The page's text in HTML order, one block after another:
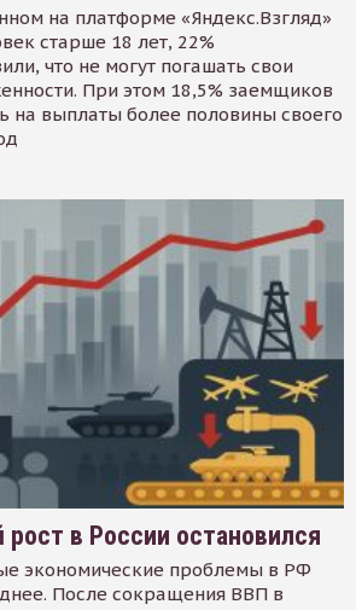
на платформе «Яндекс.Взгляд»
старше 18 лет, 22%
что не могут погашать свои
При этом 18,5% заемщиков
на выплаты более половины своего
в России остановился
экономические проблемы в РФ
После сокращения ВВП в